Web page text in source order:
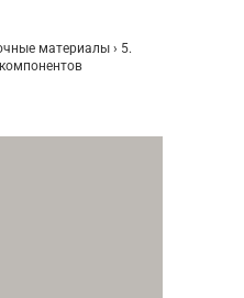
материалы › 5.